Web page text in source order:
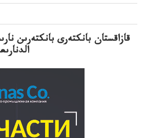
قازاقستان بانكتەرى بانكتەرىن